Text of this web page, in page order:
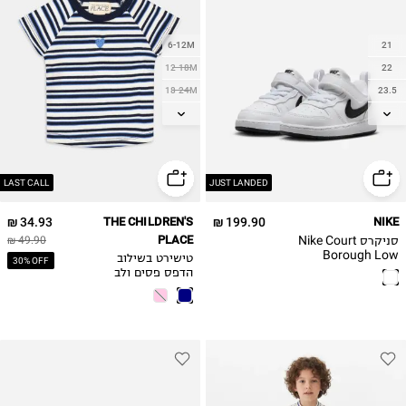
JUST LANDED
21
22
23.5
25
199.90 ₪ NIKE
סניקרס Nike Court
Borough Low
Recraft / בייבי
LAST CALL
6-12M
12-18M
18-24M
2Y
34.93 ₪
49.90 ₪
30% OFF
THE CHILDREN'S
PLACE
טישירט בשילוב
הדפס פסים ולב